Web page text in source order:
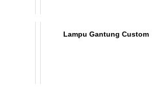
Lampu Gantung Custom